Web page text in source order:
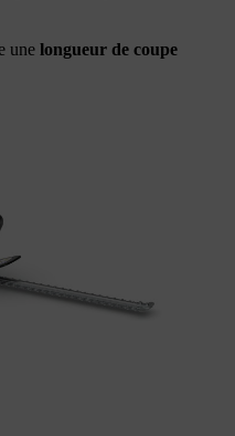
une longueur de coupe